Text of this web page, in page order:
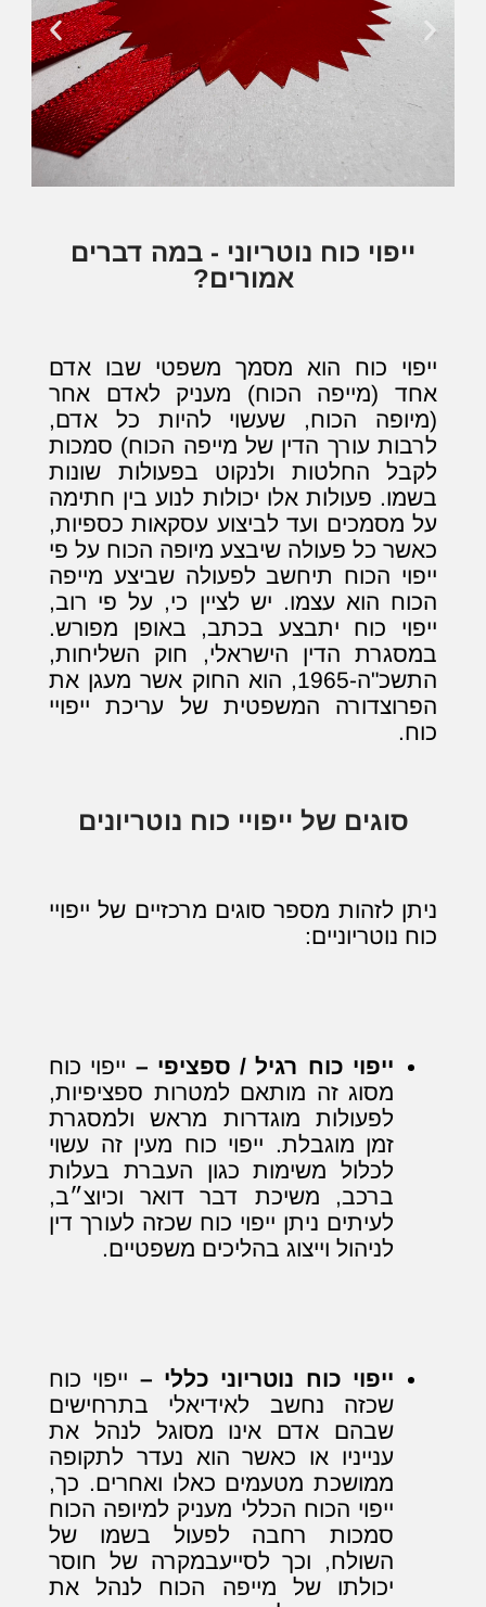
ייפוי כוח נוטריוני - במה דברים
אמורים?
ייפוי כוח הוא מסמך משפטי שבו אדם
אחד (מייפה הכוח) מעניק לאדם אחר
(מיופה הכוח, שעשוי להיות כל אדם,
לרבות עורך הדין של מייפה הכוח) סמכות
לקבל החלטות ולנקוט בפעולות שונות
בשמו. פעולות אלו יכולות לנוע בין חתימה
על מסמכים ועד לביצוע עסקאות כספיות,
כאשר כל פעולה שיבצע מיופה הכוח על פי
ייפוי הכוח תיחשב לפעולה שביצע מייפה
הכוח הוא עצמו. יש לציין כי, על פי רוב,
ייפוי כוח יתבצע בכתב, באופן מפורש.
במסגרת הדין הישראלי, חוק השליחות,
התשכ"ה-1965, הוא החוק אשר מעגן את
הפרוצדורה המשפטית של עריכת ייפויי
כוח.
סוגים של ייפויי כוח נוטריונים
ניתן לזהות מספר סוגים מרכזיים של ייפויי
כוח נוטריוניים:
ייפוי כוח רגיל / ספציפי – ייפוי כוח
מסוג זה מותאם למטרות ספציפיות,
לפעולות מוגדרות מראש ולמסגרת
זמן מוגבלת. ייפוי כוח מעין זה עשוי
לכלול משימות כגון העברת בעלות
ברכב, משיכת דבר דואר וכיוצ״ב,
לעיתים ניתן ייפוי כוח שכזה לעורך דין
לניהול וייצוג בהליכים משפטיים.
ייפוי כוח נוטריוני כללי – ייפוי כוח
שכזה נחשב לאידיאלי בתרחישים
שבהם אדם אינו מסוגל לנהל את
ענייניו או כאשר הוא נעדר לתקופה
ממושכת מטעמים כאלו ואחרים. כך,
ייפוי הכוח הכללי מעניק למיופה הכוח
סמכות רחבה לפעול בשמו של
השולח, וכך לסייעבמקרה של חוסר
יכולתו של מייפה הכוח לנהל את